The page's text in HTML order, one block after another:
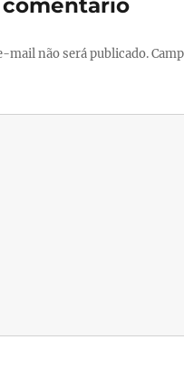
k
mail não será publicado.